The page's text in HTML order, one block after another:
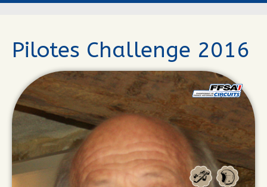
Pilotes Challenge 2016